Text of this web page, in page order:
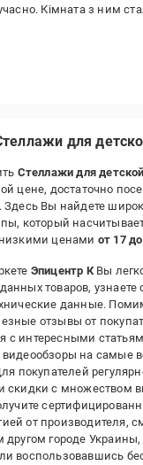
Кімната з ним
для
Стеллажи для
цене, достаточно
Здесь Вы найдете
который
ценами от 17
Эпицентр КВы
товаров, узнаете
данные.
отзывы от
с интересными
на самые
покупателей
скидки с множеством
от производителя,
городе Украины,
воспользовавшись